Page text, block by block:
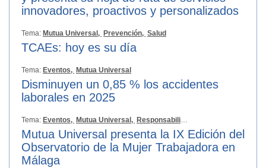
innovadores, proactivos y personalizados
Tema: Mutua Universal, Prevención, Salud
TCAEs: hoy es su día
Tema: Eventos, Mutua Universal
Disminuyen un 0,85 % los accidentes
laborales en 2025
Tema: Eventos, Mutua Universal, Responsabilidad Social
Mutua Universal presenta la IX Edición del
Observatorio de la Mujer Trabajadora en
Málaga